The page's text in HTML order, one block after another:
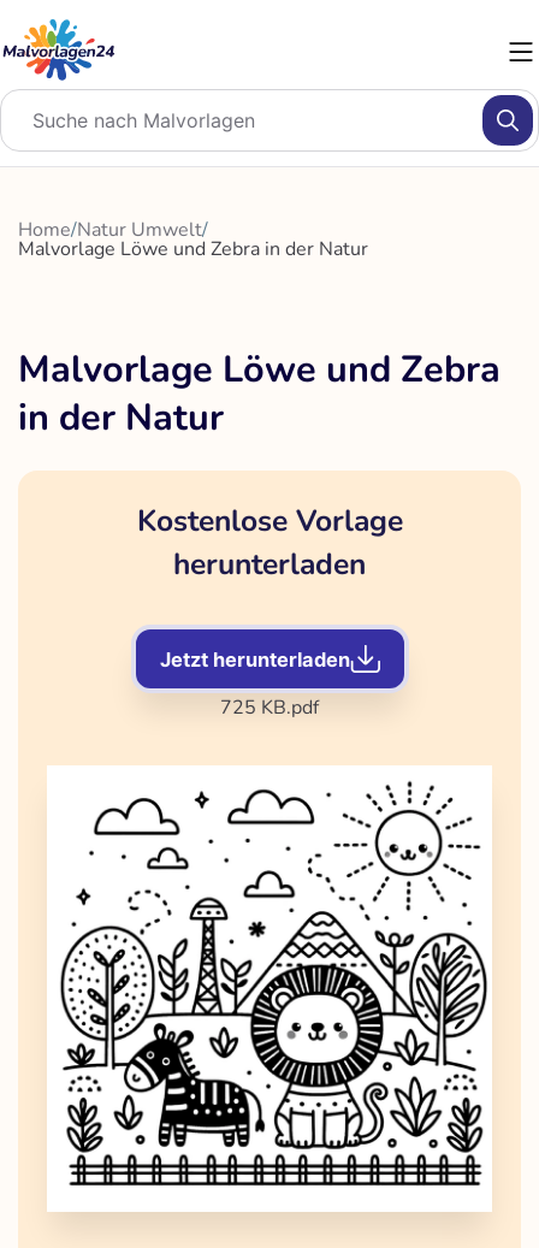
Inhalt
springen
Home/Natur Umwelt/
Malvorlage Löwe und Zebra in der Natur
Malvorlage Löwe und Zebra
in der Natur
Kostenlose Vorlage
herunterladen
Jetzt herunterladen
725 KB.pdf